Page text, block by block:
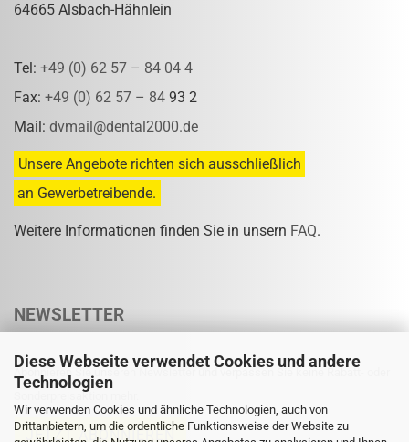
Diese Webseite verwendet Cookies und andere
Technologien
Wir verwenden Cookies und ähnliche Technologien, auch von
Drittanbietern, um die ordentliche Funktionsweise der Website zu
64665 Alsbach-Hähnlein
Tel: +49 (0) 62 57 – 84 04 4
Fax: +49 (0) 62 57 – 84 93 2
Mail: dvmail@dental2000.de
Unsere Angebote richten sich ausschließlich
an Gewerbetreibende.
Weitere Informationen finden Sie in unsern FAQ.
NEWSLETTER
Abonnieren Sie unseren Newsletter und verpassen Sie keine Rabatt- oder
Sonderpreisaktion mehr.